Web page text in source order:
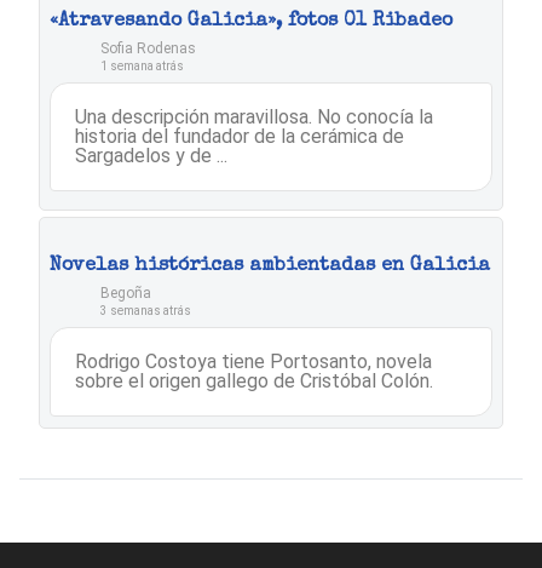
«Atravesando Galicia», fotos 01 Ribadeo
Sofia Rodenas
1 semana atrás
Una descripción maravillosa. No conocía la
historia del fundador de la cerámica de
Sargadelos y de ...
Novelas históricas ambientadas en Galicia
Begoña
3 semanas atrás
Rodrigo Costoya tiene Portosanto, novela
sobre el origen gallego de Cristóbal Colón.